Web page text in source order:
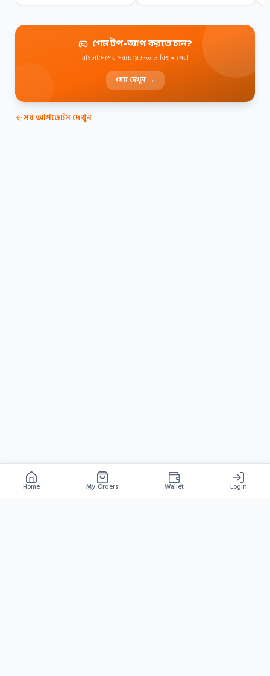
Home My Orders Wallet Login
গেম টপ-আপ করতে চান?
বাংলাদেশের সবচেয়ে দ্রুত ও বিশ্বস্ত সেবা
গেম দেখুন →
সব আপডেটস দেখুন